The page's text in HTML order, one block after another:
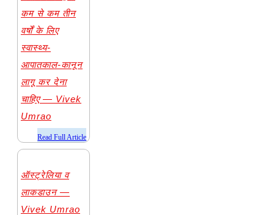
कम से कम तीन
वर्षों के लिए
स्वास्थ्य-
आपातकाल-कानून
लागू कर देना
चाहिए — Vivek
Umrao
​Read Full Article
ऑस्ट्रेलिया व
लाकडाउन —
Vivek Umrao